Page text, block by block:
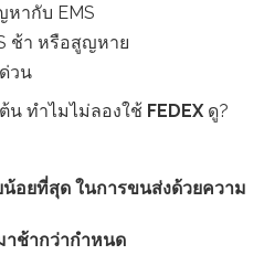
ากับ EMS
ช้า หรือสูญหาย
วน
น ทำไมไม่ลองใช้ FEDEXดู?
น้อยที่สุด ในการขนส่งด้วยความ
ช้ากว่ากำหนด